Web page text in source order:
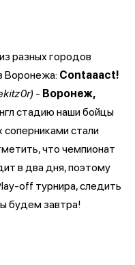
разных городов
Воронежа: Contaaact!
- Воронеж,
стадию наши бойцы
соперниками стали
что чемпионат
в два дня, поэтому
off турнира, следить
будем завтра!